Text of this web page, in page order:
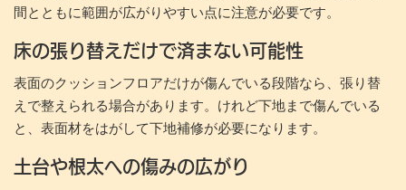
間とともに範囲が広がりやすい点に注意が必要です。
床の張り替えだけで済まない可能性
表面のクッションフロアだけが傷んでいる段階なら、張り替
えで整えられる場合があります。けれど下地まで傷んでいる
と、表面材をはがして下地補修が必要になります。
土台や根太への傷みの広がり